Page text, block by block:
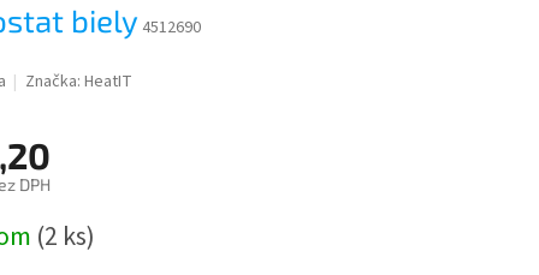
biely 4512690
Značka:HeatIT
DPH
(2 ks)